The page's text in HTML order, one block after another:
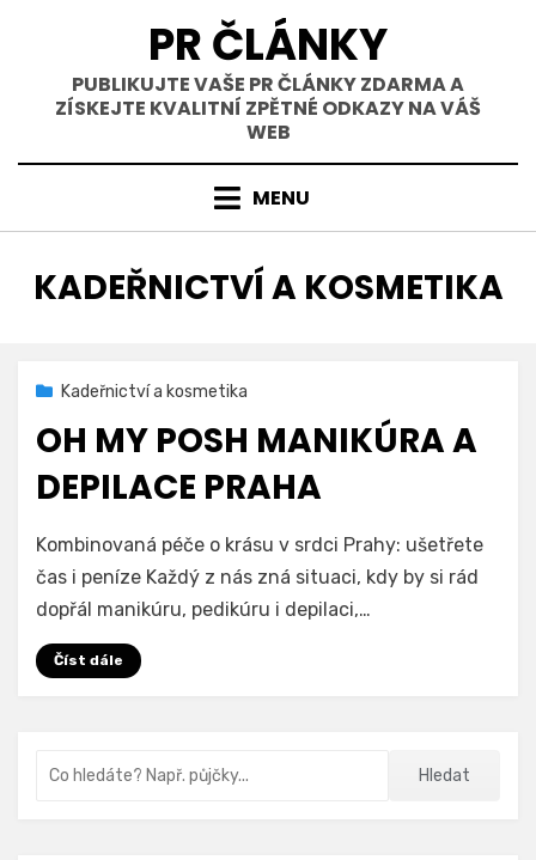
PR ČLÁNKY
PUBLIKUJTE VAŠE PR ČLÁNKY ZDARMA A
ZÍSKEJTE KVALITNÍ ZPĚTNÉ ODKAZY NA VÁŠ
WEB
MENU
RUBRIKA
:
KADEŘNICTVÍ A KOSMETIKA
Zveřejněno
12. 10. 2025
Kadeřnictví a kosmetika
OH MY POSH MANIKÚRA A
DEPILACE PRAHA
Autor Ohmyposh
Přidat komentářna
My
Posh
Kombinovaná péče o krásu v srdci Prahy: ušetřete
čas i peníze Každý z nás zná situaci, kdy by si rád
dopřál manikúru, pedikúru i depilaci,…
Číst dále
Hledat